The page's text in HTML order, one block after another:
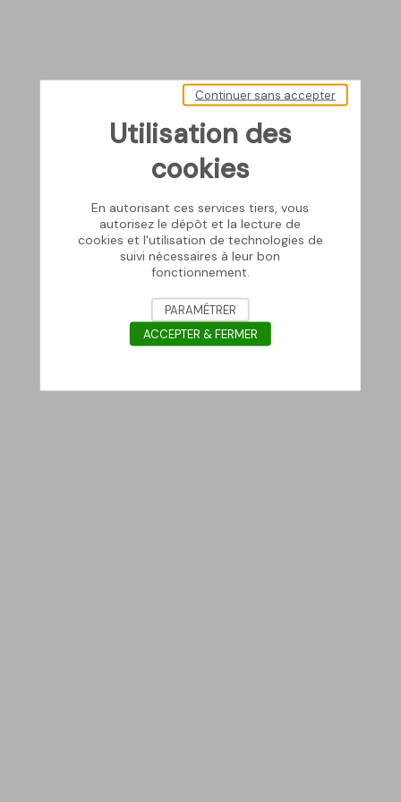
Utilisation des
cookies
En autorisant ces services tiers, vous
autorisez le dépôt et la lecture de
cookies et l'utilisation de technologies de
suivi nécessaires à leur bon
fonctionnement.
Continuer sans accepter
PARAMÉTRER
ACCEPTER & FERMER